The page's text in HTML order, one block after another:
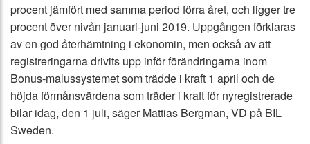
procent jämfört med samma period förra året, och ligger tre
procent över nivån januari-juni 2019. Uppgången förklaras
av en god återhämtning i ekonomin, men också av att
registreringarna drivits upp inför förändringarna inom
Bonus-malussystemet som trädde i kraft 1 april och de
höjda förmånsvärdena som träder i kraft för nyregistrerade
bilar idag, den 1 juli, säger Mattias Bergman, VD på BIL
Sweden.